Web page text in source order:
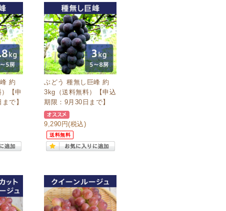
約
【申
で】
ぶどう 種無し巨峰 約
3kg（送料無料）【申込
期限：9月30日まで】
9,290円(税込)
送料無料